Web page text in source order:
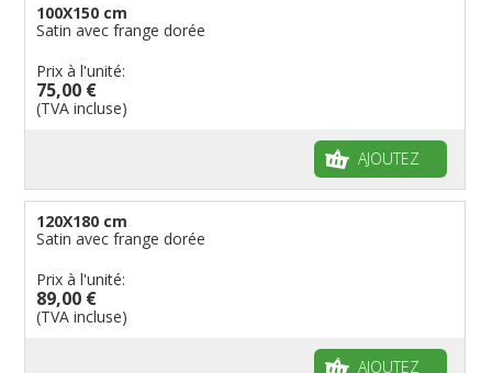
100X150 cm
Satin avec frange dorée
Prix à l'unité:
75,00 €
(TVA incluse)
AJOUTEZ
120X180 cm
Satin avec frange dorée
Prix à l'unité:
89,00 €
(TVA incluse)
AJOUTEZ